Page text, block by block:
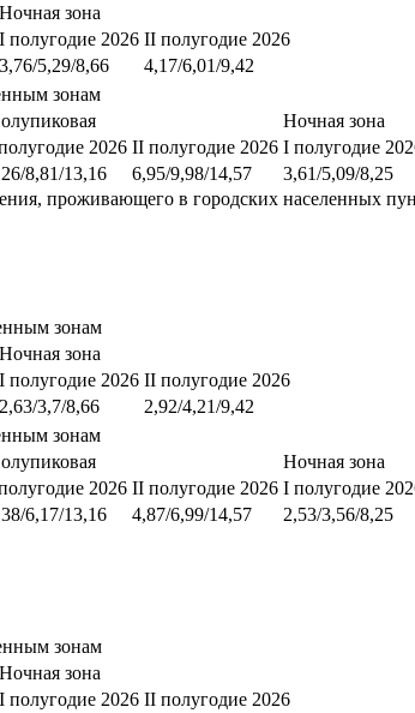
Ночная зона
I полугодие 2026 II полугодие 2026
3,76/5,29/8,66
4,17/6,01/9,42
зонам
Ночная зона
2026 II полугодие 2026 I полугодие
8,81/13,16 6,95/9,98/14,57 3,61/5,09/8,25
проживающего в городских населенных
зонам
Ночная зона
I полугодие 2026 II полугодие 2026
2,63/3,7/8,66
2,92/4,21/9,42
зонам
Ночная зона
2026 II полугодие 2026 I полугодие
6,17/13,16 4,87/6,99/14,57 2,53/3,56/8,25
зонам
Ночная зона
I полугодие 2026 II полугодие 2026